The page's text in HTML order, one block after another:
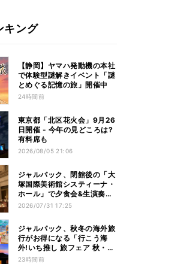
キング
【静岡】ヤマハ発動機の本社
で体験型謎解きイベント「謎
とめぐる記憶の旅」開催中
24時間前
東京都「北区花火会」9月26
日開催 - 今年の見どころは?
有料席も
2026/08/05 21:06
ジャルパック、閉館後の「大
塚国際美術館システィーナ・
ホール」で夕食会&生演奏を
楽しむツアーを販売 – 徳島を
2026/07/31 17:25
ジャルパック、秋冬の海外旅
行がお得になる「行こう海
外!いち推し 旅フェア 秋・冬
編」フェアを開催
23時間前